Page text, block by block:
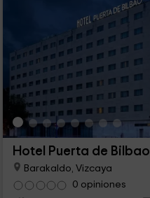
Hotel Puerta de Bilbao
Barakaldo, Vizcaya
0 opiniones